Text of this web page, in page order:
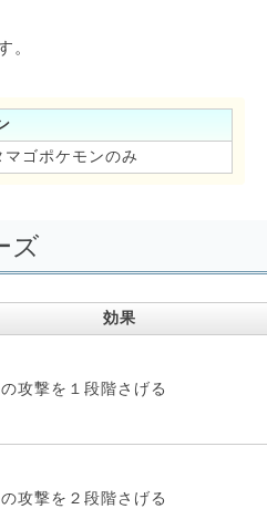
。
マゴポケモンのみ
ズ
効果
攻撃を１段階さげる
攻撃を２段階さげる